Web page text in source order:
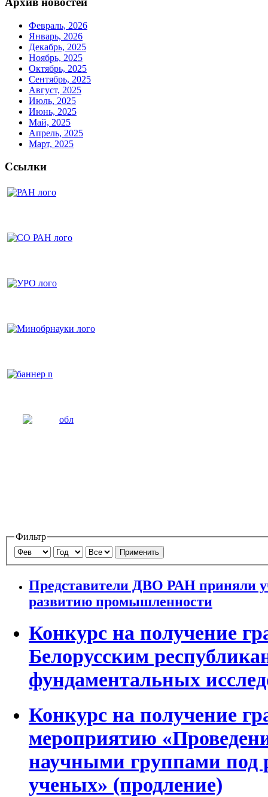
Февраль, 2026
Январь, 2026
Декабрь, 2025
Ноябрь, 2025
Октябрь, 2025
Сентябрь, 2025
Август, 2025
Июль, 2025
Июнь, 2025
Май, 2025
Апрель, 2025
Март, 2025
Ссылки
Фильтр
Применить
Представители ДВО РАН приняли
развитию промышленности
Конкурс на получение
Белорусским
фундаментальных
Конкурс на получение
мероприятию
научными группами под
ученых» (продление)